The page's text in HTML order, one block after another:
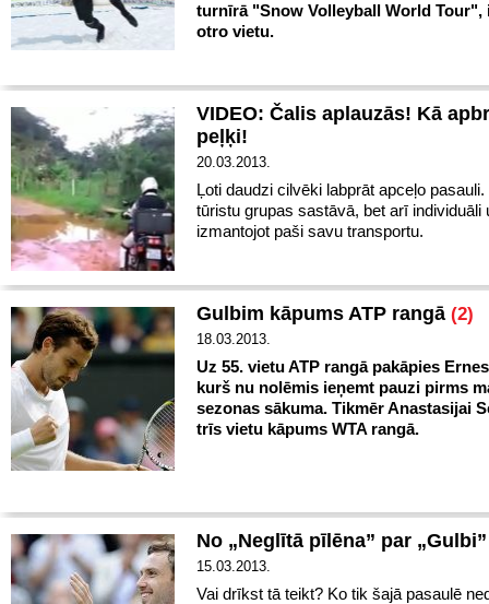
turnīrā "Snow Volleyball World Tour",
otro vietu.
VIDEO: Čalis aplauzās! Kā
peļķi!
20.03.2013.
Ļoti daudzi cilvēki labprāt apceļo
tūristu grupas sastāvā, bet arī individuāli
izmantojot paši savu transportu.
Gulbim kāpums ATP rangā (2)
18.03.2013.
Uz 55. vietu ATP rangā pakāpies
kurš nu nolēmis ieņemt pauzi pirms
sezonas sākuma. Tikmēr Anastasijai
trīs vietu kāpums WTA rangā.
No „Neglītā pīlēna” par
15.03.2013.
Vai drīkst tā teikt? Ko tik šajā pasaulē